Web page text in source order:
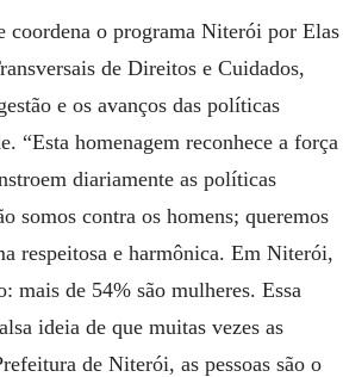
coordena o programa Niterói por Elas
de Direitos e Cuidados,
e os avanços das políticas
“Esta homenagem reconhece a força
diariamente as políticas
somos contra os homens; queremos
respeitosa e harmônica. Em Niterói,
mais de 54% são mulheres. Essa
ideia de que muitas vezes as
de Niterói, as pessoas são o